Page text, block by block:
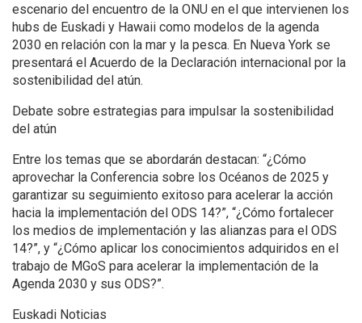
escenario del encuentro de la ONU en el que intervienen los
hubs de Euskadi y Hawaii como modelos de la agenda
2030 en relación con la mar y la pesca. En Nueva York se
presentará el Acuerdo de la Declaración internacional por la
sostenibilidad del atún.
Debate sobre estrategias para impulsar la sostenibilidad
del atún
Entre los temas que se abordarán destacan: “¿Cómo
aprovechar la Conferencia sobre los Océanos de 2025 y
garantizar su seguimiento exitoso para acelerar la acción
hacia la implementación del ODS 14?”, “¿Cómo fortalecer
los medios de implementación y las alianzas para el ODS
14?”, y “¿Cómo aplicar los conocimientos adquiridos en el
trabajo de MGoS para acelerar la implementación de la
Agenda 2030 y sus ODS?”.
Euskadi Noticias